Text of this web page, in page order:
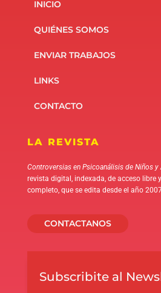
INICIO
QUIÉNES SOMOS
ENVIAR TRABAJOS
LINKS
CONTACTO
LA REVISTA
Controversias en Psicoanálisis de Niños
revista digital, indexada, de acceso libre
completo, que se edita desde el año
CONTACTANOS
Subscribite al